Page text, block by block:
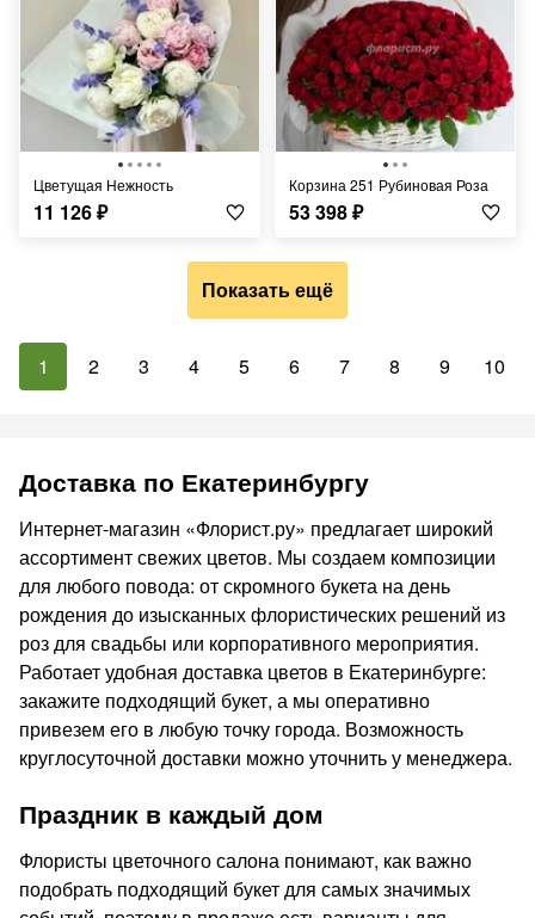
Цветущая Нежность
11 126₽
Корзина 251 Рубиновая Роза
53 398₽
Показать ещё
1 2 3 4 5 6 7 8 9 10
Доставка по Екатеринбургу
Интернет-магазин «Флорист.ру» предлагает широкий
ассортимент свежих цветов. Мы создаем композиции
для любого повода: от скромного букета на день
рождения до изысканных флористических решений из
роз для свадьбы или корпоративного мероприятия.
Работает удобная доставка цветов в Екатеринбурге:
закажите подходящий букет, а мы оперативно
привезем его в любую точку города. Возможность
круглосуточной доставки можно уточнить у менеджера.
Праздник в каждый дом
Флористы цветочного салона понимают, как важно
подобрать подходящий букет для самых значимых